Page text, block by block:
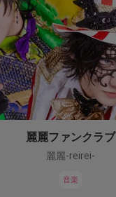
麗麗ファンクラブ
麗麗-reirei-
音楽